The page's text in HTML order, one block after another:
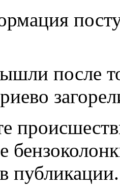
после
публикации.